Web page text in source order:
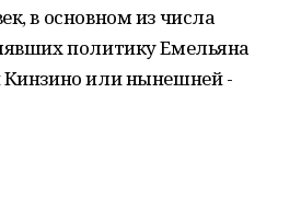
в основном из числа
политику Емельяна
Кинзино или нынешней -